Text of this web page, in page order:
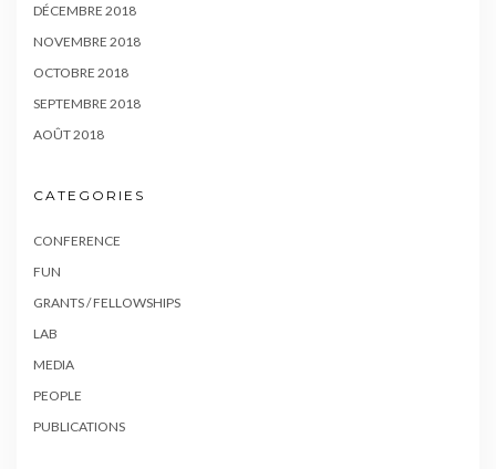
DÉCEMBRE 2018
NOVEMBRE 2018
OCTOBRE 2018
SEPTEMBRE 2018
AOÛT 2018
CATEGORIES
CONFERENCE
FUN
GRANTS / FELLOWSHIPS
LAB
MEDIA
PEOPLE
PUBLICATIONS